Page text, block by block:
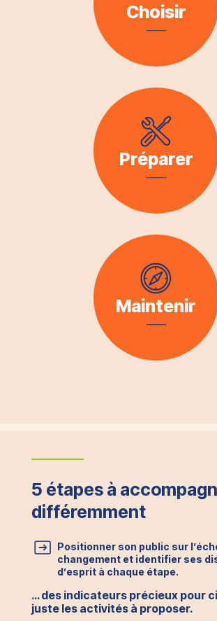
Choisir
Préparer
Maintenir
5 étapes à
différemment
Positionner son public sur
changement et identifier ses
d’esprit à chaque étape.
… des indicateurs précieux pour
juste les activités à proposer.